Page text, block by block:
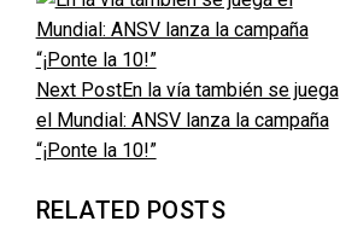
Next PostEn la vía también se juega
el Mundial: ANSV lanza la campaña
“¡Ponte la 10!”
RELATED POSTS